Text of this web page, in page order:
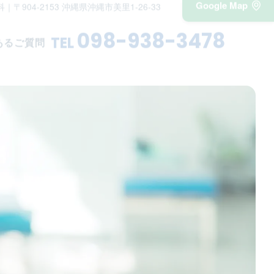
｜〒904-2153 沖縄県沖縄市美里1-26-33 Google Map
るご質問 TEL 098-938-3478